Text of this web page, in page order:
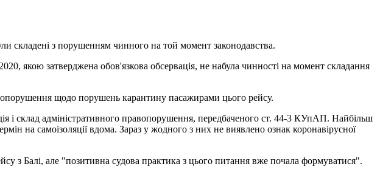
складені з порушенням чинного на той момент законодавства.
якою затверджена обов'язкова обсервація, не набула чинності на момент складання
щодо порушень карантину пасажирами цього рейсу.
і склад адміністративного правопорушення, передбаченого ст. 44-3 КУпАП. Найбільш
на самоізоляції вдома. Зараз у жодного з них не виявлено ознак коронавірусної
з Балі, але "позитивна судова практика з цього питання вже почала формуватися".